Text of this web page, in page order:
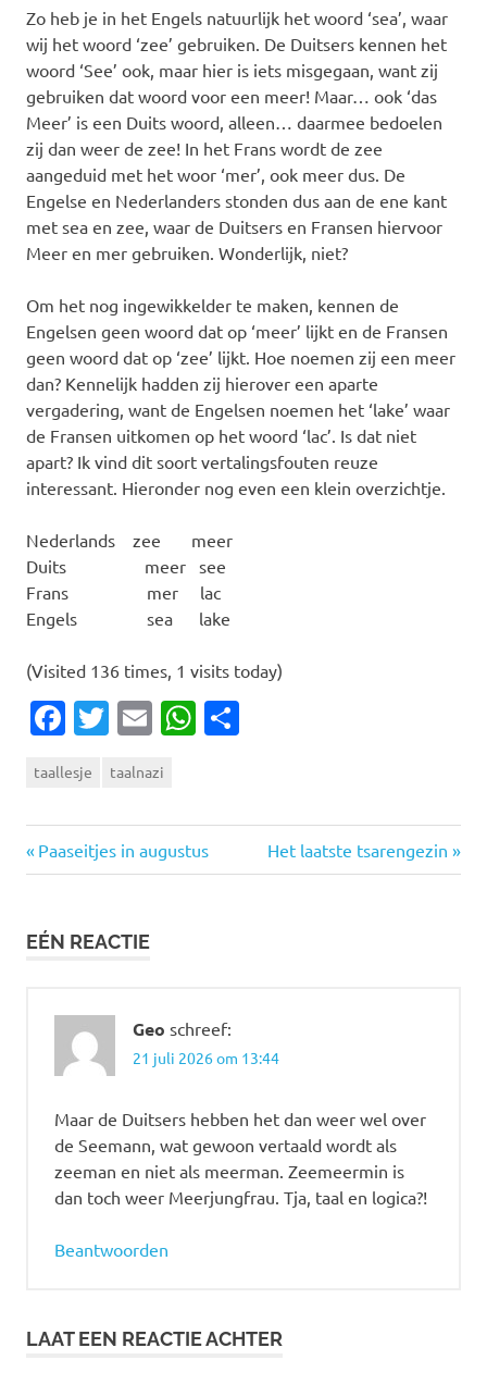
Zo heb je in het Engels natuurlijk het woord ‘sea’, waar
wij het woord ‘zee’ gebruiken. De Duitsers kennen het
woord ‘See’ ook, maar hier is iets misgegaan, want zij
gebruiken dat woord voor een meer! Maar… ook ‘das
Meer’ is een Duits woord, alleen… daarmee bedoelen
zij dan weer de zee! In het Frans wordt de zee
aangeduid met het woor ‘mer’, ook meer dus. De
Engelse en Nederlanders stonden dus aan de ene kant
met sea en zee, waar de Duitsers en Fransen hiervoor
Meer en mer gebruiken. Wonderlijk, niet?
Om het nog ingewikkelder te maken, kennen de
Engelsen geen woord dat op ‘meer’ lijkt en de Fransen
geen woord dat op ‘zee’ lijkt. Hoe noemen zij een meer
dan? Kennelijk hadden zij hierover een aparte
vergadering, want de Engelsen noemen het ‘lake’ waar
de Fransen uitkomen op het woord ‘lac’. Is dat niet
apart? Ik vind dit soort vertalingsfouten reuze
interessant. Hieronder nog even een klein overzichtje.
Nederlands zee meer
Duits meer see
Frans mer lac
Engels sea lake
(Visited 136 times, 1 visits today)
Facebook
Twitter
EmailWhatsApp
taallesje taalnazi
Bericht
Vorige
bericht:
Paaseitjes in augustus
Volgende
bericht:
Het laatste tsarengezin
EÉN REACTIE
Geo schreef:
21 juli 2026 om 13:44
Maar de Duitsers hebben het dan weer wel over
de Seemann, wat gewoon vertaald wordt als
zeeman en niet als meerman. Zeemeermin is
dan toch weer Meerjungfrau. Tja, taal en logica?!
Beantwoorden
LAAT EEN REACTIE ACHTER